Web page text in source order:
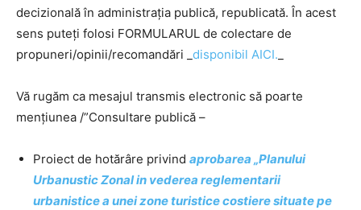
decizională în administrația publică, republicată. În acest
sens puteți folosi FORMULARUL de colectare de
propuneri/opinii/recomandări _ disponibil AICI.
Vă rugăm ca mesajul transmis electronic să poarte
mențiunea /”Consultare publică –
Proiect de hotărâre privind aprobarea „Planului
Urbanustic Zonal in vederea reglementarii
urbanistice a unei zone turistice costiere situate pe